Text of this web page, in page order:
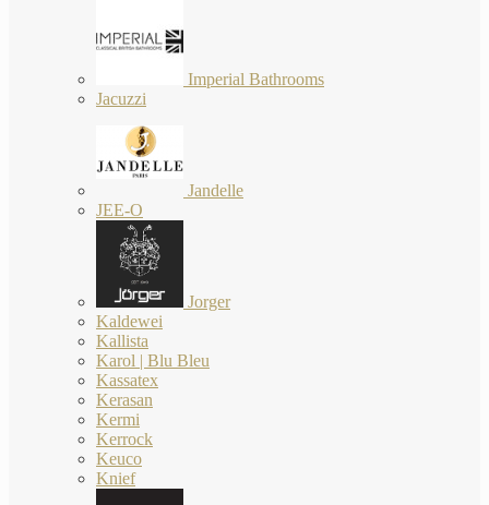
Imperial Bathrooms
Jacuzzi
Jandelle
JEE-O
Jorger
Kaldewei
Kallista
Karol | Blu Bleu
Kassatex
Kerasan
Kermi
Kerrock
Keuco
Knief